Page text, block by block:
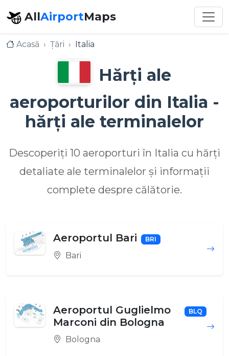
AllAirportMaps
Acasă Țări Italia
Hărți ale
aeroporturilor din Italia -
hărți ale terminalelor
Descoperiți 10 aeroporturi în Italia cu hărți
detaliate ale terminalelor și informații
complete despre călătorie.
Aeroportul Bari BRI
Bari
Aeroportul Guglielmo
Marconi din Bologna
BLQ
Bologna